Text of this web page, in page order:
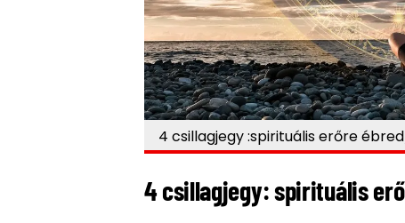
4 csillagjegy :spirituális erőre
4 csillagjegy: spirituális